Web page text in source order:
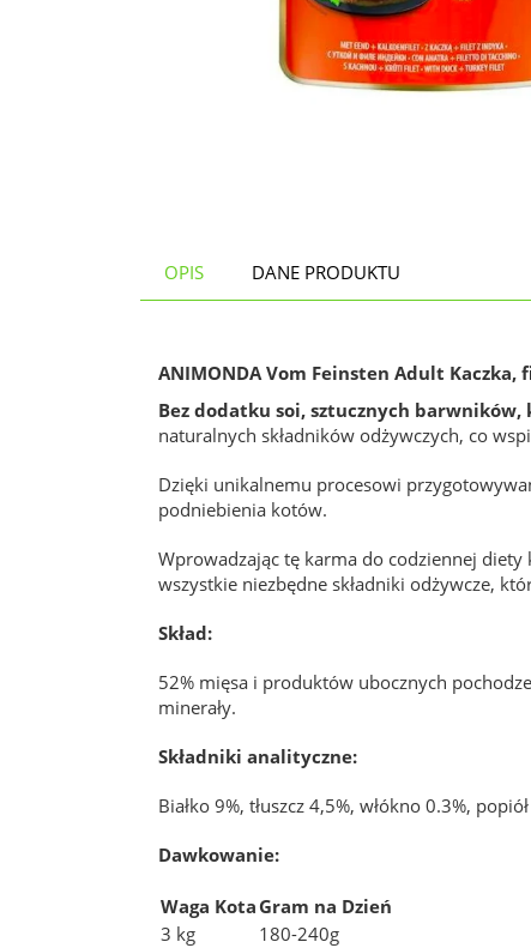
OPIS DANE PRODUKTU
ANIMONDA Vom Feinsten Adult Kaczka,
Bez dodatku soi, sztucznych
naturalnych składników odżywczych, co
Dzięki unikalnemu procesowi
podniebienia kotów.
Wprowadzając tę karma do codziennej
wszystkie niezbędne składniki odżywcze,
Skład:
52% mięsa i produktów ubocznych
minerały.
Składniki analityczne:
Białko 9%, tłuszcz 4,5%, włókno 0.3%,
Dawkowanie:
Waga Kota Gram na Dzień
3 kg
180-240g